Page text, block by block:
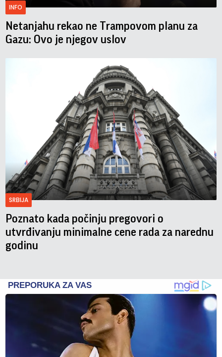
INFO
Netanjahu rekao ne Trampovom planu za
Gazu: Ovo je njegov uslov
SRBIJA
Poznato kada počinju pregovori o
utvrđivanju minimalne cene rada za narednu
godinu